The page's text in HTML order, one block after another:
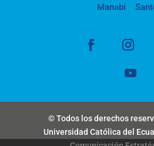
Manabí
© Todos los derechos
Universidad Católica del